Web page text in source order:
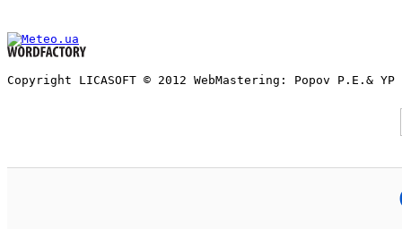
Copyright LICASOFT © 2012 WebMastering: Popov P.E.& YP